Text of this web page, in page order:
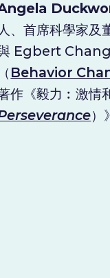
、首席科學家及
Egbert Chang
Behavior
作《毅力︰激情
）